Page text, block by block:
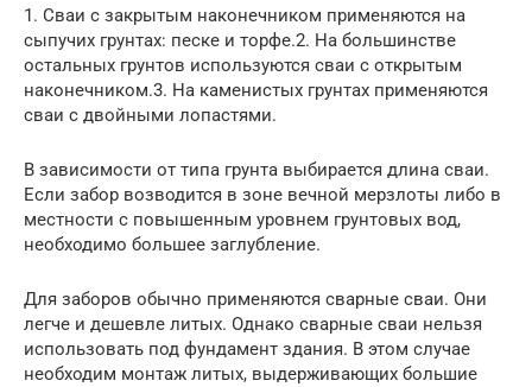
1. Сваи с закрытым наконечником применяются на
сыпучих грунтах: песке и торфе.2. На большинстве
остальных грунтов используются сваи с открытым
наконечником.3. На каменистых грунтах применяются
сваи с двойными лопастями.
В зависимости от типа грунта выбирается длина сваи.
Если забор возводится в зоне вечной мерзлоты либо в
местности с повышенным уровнем грунтовых вод,
необходимо большее заглубление.
Для заборов обычно применяются сварные сваи. Они
легче и дешевле литых. Однако сварные сваи нельзя
использовать под фундамент здания. В этом случае
необходим монтаж литых, выдерживающих большие